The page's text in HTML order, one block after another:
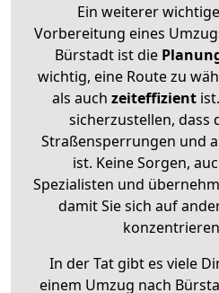
Ein weiterer
Vorbereitung eines
Bürstadt ist die
wichtig, eine Route zu
als auch zeiteffizient
sicherzustellen, dass
Straßensperrungen und
ist. Keine Sorgen,
Spezialisten und
damit Sie sich auf
In der Tat gibt es viele
einem Umzug nach